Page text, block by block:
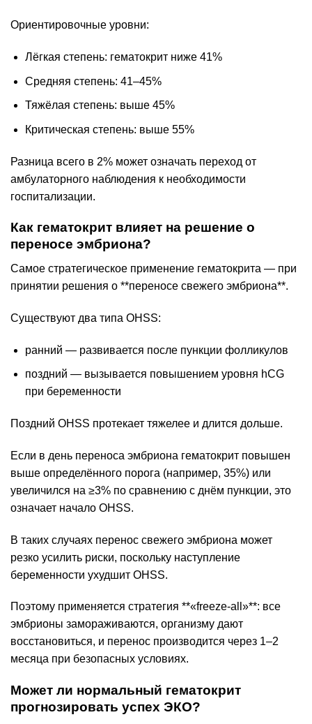
Ориентировочные уровни:
Лёгкая степень: гематокрит ниже 41%
Средняя степень: 41–45%
Тяжёлая степень: выше 45%
Критическая степень: выше 55%
Разница всего в 2% может означать переход от
амбулаторного наблюдения к необходимости
госпитализации.
Как гематокрит влияет на решение о
переносе эмбриона?
Самое стратегическое применение гематокрита — при
принятии решения о **переносе свежего эмбриона**.
Существуют два типа OHSS:
ранний — развивается после пункции фолликулов
поздний — вызывается повышением уровня hCG
при беременности
Поздний OHSS протекает тяжелее и длится дольше.
Если в день переноса эмбриона гематокрит повышен
выше определённого порога (например, 35%) или
увеличился на ≥3% по сравнению с днём пункции, это
означает начало OHSS.
В таких случаях перенос свежего эмбриона может
резко усилить риски, поскольку наступление
беременности ухудшит OHSS.
Поэтому применяется стратегия **«freeze-all»**: все
эмбрионы замораживаются, организму дают
восстановиться, и перенос производится через 1–2
месяца при безопасных условиях.
Может ли нормальный гематокрит
прогнозировать успех ЭКО?